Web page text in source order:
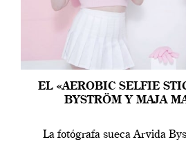
EL «AEROBIC SELFIE
BYSTRÖM Y MAJA
La fotógrafa sueca Arvida